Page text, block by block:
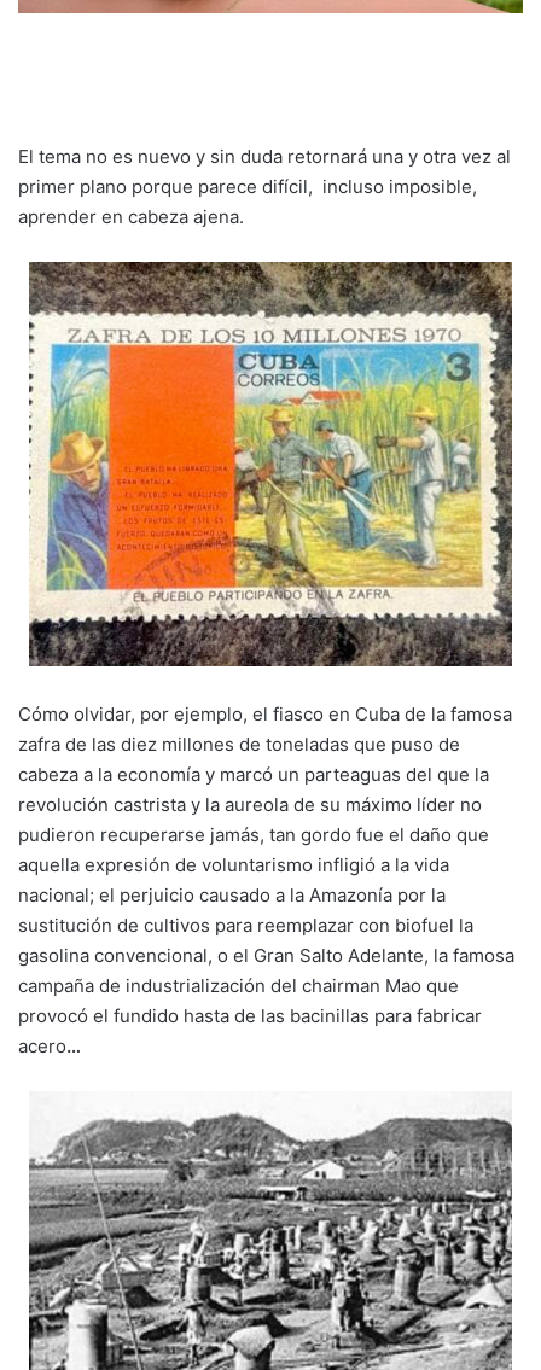
El tema no es nuevo y sin duda retornará una y otra vez al
primer plano porque parece difícil, incluso imposible,
aprender en cabeza ajena.
Cómo olvidar, por ejemplo, el fiasco en Cuba de la famosa
zafra de las diez millones de toneladas que puso de
cabeza a la economía y marcó un parteaguas del que la
revolución castrista y la aureola de su máximo líder no
pudieron recuperarse jamás, tan gordo fue el daño que
aquella expresión de voluntarismo infligió a la vida
nacional; el perjuicio causado a la Amazonía por la
sustitución de cultivos para reemplazar con biofuel la
gasolina convencional, o el Gran Salto Adelante, la famosa
campaña de industrialización del chairman Mao que
provocó el fundido hasta de las bacinillas para fabricar
acero…